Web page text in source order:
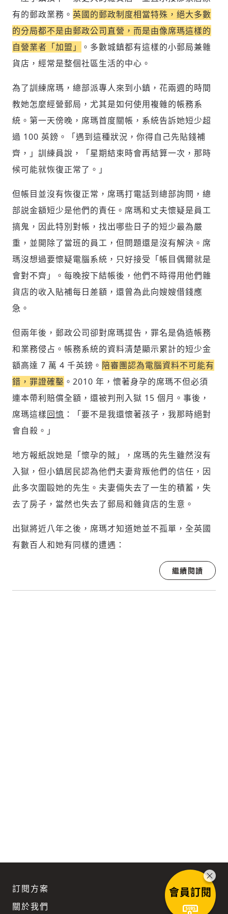
歡迎您加入《旭時報》
掌握國際政經脈動
參與下一波全球科技革命
驗證
有的郵政業務。 英國的郵政制度相當特殊，絕大多數
的分局都不是由郵政公司直營，而是由像席瑪這樣的
自營業者「加盟」
。多數城鎮都有這樣的小郵局兼雜
貨店，經常是整個社區生活的中心。
為了訓練席瑪，總部派專人來到小鎮，花兩週的時間
教她怎麼經營郵局，尤其是如何使用複雜的帳務系
統。第一天傍晚，席瑪首度關帳，系統告訴她短少超
過 100 英鎊。「遇到這種狀況，你得自己先貼錢補
齊，」訓練員說，「星期結束時會再結算一次，那時
候可能就恢復正常了。」
但帳目並沒有恢復正常，席瑪打電話到總部詢問，總
部説金額短少是他們的責任。席瑪和丈夫懷疑是員工
搞鬼，因此特別對帳，找出哪些日子的短少最為嚴
重，並開除了當班的員工，但問題還是沒有解決。席
瑪沒想過要懷疑電腦系統，只好接受「帳目偶爾就是
會對不齊」。每晚按下結帳後，他們不時得用他們雜
貨店的收入貼補每日差額，還曾為此向嫂嫂借錢應
急。
但兩年後，郵政公司卻對席瑪提告，罪名是偽造帳務
和業務侵占。帳務系統的資料清楚顯示累計的短少金
額高達 7 萬 4 千英鎊。 陪審團認為電腦資料不可能有
錯，罪證確鑿 。2010 年，懷著身孕的席瑪不但必須
連本帶利賠償全額，還被判刑入獄 15 個月。事後，
席瑪這樣回憶 ：「要不是我還懷著孩子，我那時絕對
會自殺。」
地方報紙說她是「懷孕的賊」，席瑪的先生雖然沒有
入獄，但小鎮居民認為他們夫妻背叛他們的信任，因
此多次圍毆她的先生。夫妻倆失去了一生的積蓄，失
去了房子，當然也失去了郵局和雜貨店的生意。
出獄將近八年之後，席瑪才知道她並不孤單，全英國
有數百人和她有同樣的遭遇：
繼續閱讀
訂閱方案
關於我們
會員訂閱